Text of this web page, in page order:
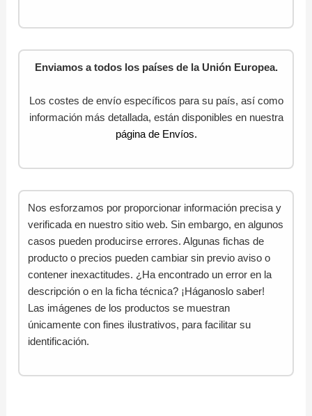
Enviamos a todos los países de la Unión Europea.
Los costes de envío específicos para su país, así como
información más detallada, están disponibles en nuestra
página de Envíos.
Nos esforzamos por proporcionar información precisa y
verificada en nuestro sitio web. Sin embargo, en algunos
casos pueden producirse errores. Algunas fichas de
producto o precios pueden cambiar sin previo aviso o
contener inexactitudes. ¿Ha encontrado un error en la
descripción o en la ficha técnica? ¡Háganoslo saber!
Las imágenes de los productos se muestran
únicamente con fines ilustrativos, para facilitar su
identificación.